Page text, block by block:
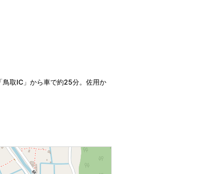
取IC」から車で約25分。佐用か